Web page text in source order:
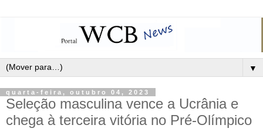
▼
quarta-feira, outubro 04, 2023
Seleção masculina vence a Ucrânia e
chega à terceira vitória no Pré-Olímpico